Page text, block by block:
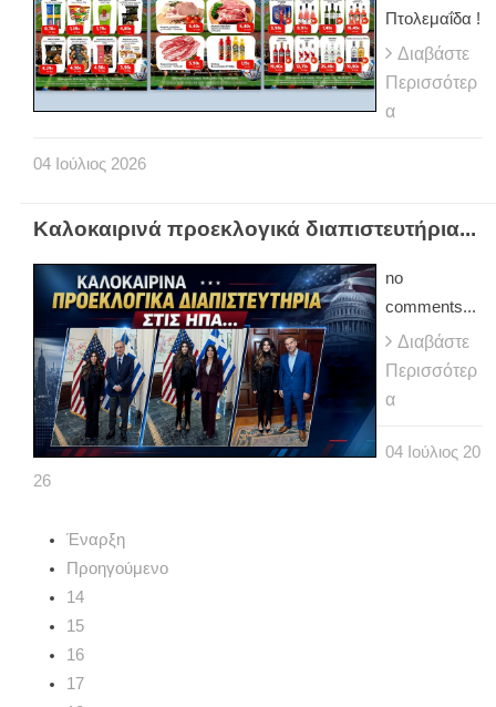
Πτολεμαΐδα !
Διαβάστε
Περισσότερ
α
04 Ιούλιος 2026
Καλοκαιρινά προεκλογικά διαπιστευτήρια...
no
comments...
Διαβάστε
Περισσότερ
α
04 Ιούλιος 20
26
Έναρξη
Προηγούμενο
14
15
16
17